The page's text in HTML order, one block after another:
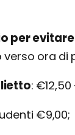
per
ora di
€12,50
€9,00;